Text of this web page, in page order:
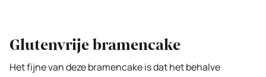
Glutenvrije bramencake
Het fijne van deze bramencake is dat het behalve